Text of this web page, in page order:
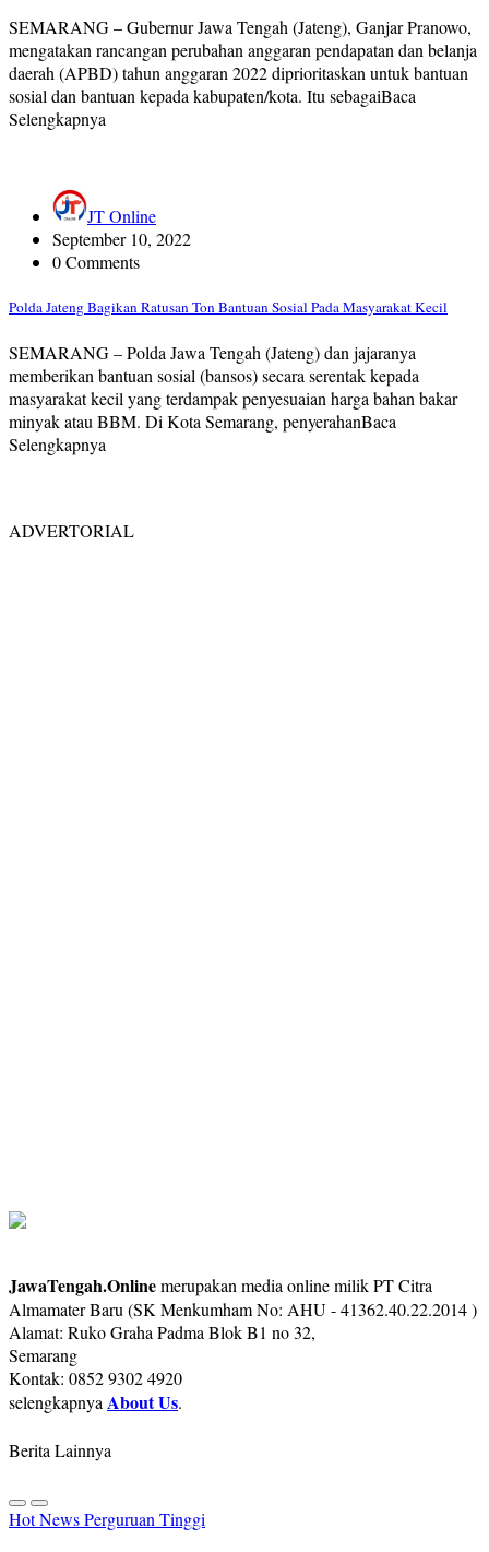
SEMARANG – Gubernur Jawa Tengah (Jateng), Ganjar Pranowo,
mengatakan rancangan perubahan anggaran pendapatan dan belanja
daerah (APBD) tahun anggaran 2022 diprioritaskan untuk bantuan
sosial dan bantuan kepada kabupaten/kota. Itu sebagaiBaca
Selengkapnya
JT Online
September 10, 2022
0 Comments
Polda Jateng Bagikan Ratusan Ton Bantuan Sosial Pada Masyarakat Kecil
SEMARANG – Polda Jawa Tengah (Jateng) dan jajaranya
memberikan bantuan sosial (bansos) secara serentak kepada
masyarakat kecil yang terdampak penyesuaian harga bahan bakar
minyak atau BBM. Di Kota Semarang, penyerahanBaca
Selengkapnya
ADVERTORIAL
JawaTengah.Onlinemerupakan media online milik PT Citra
Almamater Baru (SK Menkumham No: AHU - 41362.40.22.2014 )
Alamat: Ruko Graha Padma Blok B1 no 32,
Semarang
Kontak: 0852 9302 4920
selengkapnyaAbout Us.
Berita Lainnya
Hot NewsPerguruan Tinggi